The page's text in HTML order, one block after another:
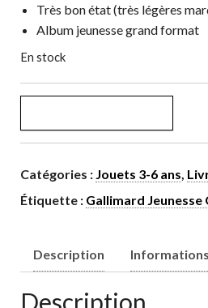
Très bon état (très légères
Album jeunesse grand format
En stock
Catégories : Jouets 3-6 ans
Étiquette : Gallimard Jeunesse
Description
Description